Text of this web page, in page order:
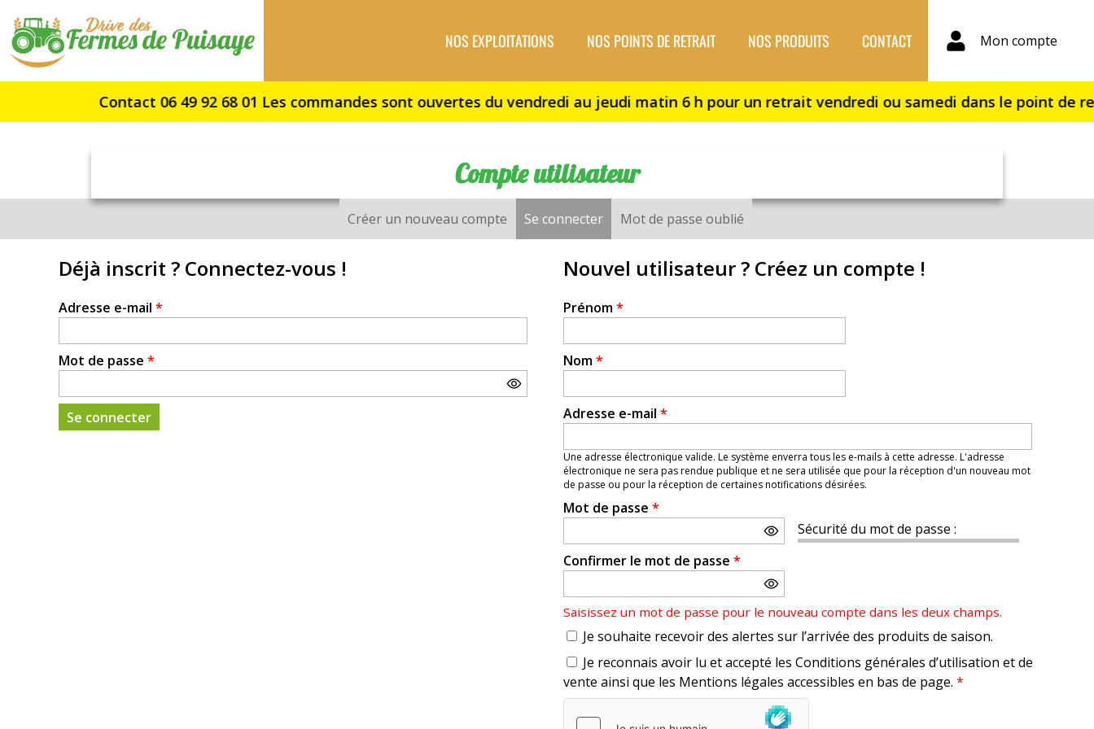
NOS EXPLOITATIONS NOS POINTS DE RETRAIT NOS PRODUITS CONTACT Mon compte
Compte utilisateur
principaux
Créer un nouveau compte Se connecter (onglet actif)
Mot de passe oublié
Déjà inscrit ? Connectez-vous !
Adresse e-mail *
Mot de passe *
Nouvel utilisateur ? Créez un compte !
Prénom*
Nom*
Adresse e-mail *
Une adresse électronique valide. Le système enverra tous les e-mails à cette adresse. L'adresse
électronique ne sera pas rendue publique et ne sera utilisée que pour la réception d'un nouveau mot
de passe ou pour la réception de certaines notifications désirées.
Mot de passe *
Sécurité du mot de passe :
Confirmer le mot de passe *
Saisissez un mot de passe pour le nouveau compte dans les deux champs.
Je souhaite recevoir des alertes sur l’arrivée des produits de saison.
Je reconnais avoir lu et accepté les Conditions générales d’utilisation et de
vente ainsi que les Mentions légales accessibles en bas de page. *